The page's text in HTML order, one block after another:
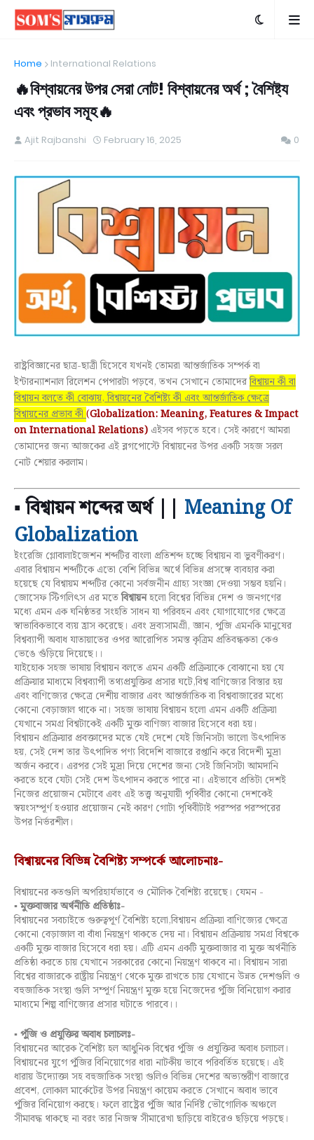
Home International Relations
🔥বিশ্বায়নের উপর সেরা নোট! বিশ্বায়নের অর্থ ; বৈশিষ্ট্য
এবং প্রভাব সমূহ🔥
Ajit Rajbanshi February 16, 2025 0
রাষ্ট্রবিজ্ঞানের ছাত্র-ছাত্রী হিসেবে যখনই তোমরা আন্তর্জাতিক সম্পর্ক বা
ইন্টারন্যাশনাল রিলেশন পেপারটা পড়বে, তখন সেখানে তোমাদেরবিশ্বায়ন কী বা
বিশ্বায়ন বলতে কী বোঝায়, বিশ্বায়নের বৈশিষ্ট্য কী এবং আন্তর্জাতিক ক্ষেত্রে
বিশ্বায়নের প্রভাব কী(Globalization: Meaning, Features & Impact
on International Relations) এইসব পড়তে হবে। সেই কারণে আমরা
তোমাদের জন্য আজকের এই ব্লগপোস্টে বিশ্বায়নের উপর একটি সহজ সরল
নোট শেয়ার করলাম।
▪বিশ্বায়ন শব্দের অর্থ || Meaning Of
Globalization
ইংরেজি গ্লোবালাইজেশন শব্দটির বাংলা প্রতিশব্দ হচ্ছে বিশ্বায়ন বা ভুবণীকরণ।
এবার বিশ্বায়ন শব্দটিকে এতো বেশি বিভিন্ন অর্থে বিভিন্ন প্রসঙ্গে ব্যবহার করা
হয়েছে যে বিশ্বায়ম শব্দটির কোনো সর্বজনীন গ্রাহ্য সংজ্ঞা দেওয়া সম্ভব হয়নি।
জোসেফ স্টিগলিৎস এর মতেবিশ্বায়নহলো বিশ্বের বিভিন্ন দেশ ও জনগণের
মধ্যে এমন এক ঘনিষ্ঠতর সংহতি সাধন যা পরিবহন এবং যোগাযোগের ক্ষেত্রে
স্বাভাবিকভাবে ব্যয় হ্রাস করেছে। এবং দ্রব্যসামগ্রী, জ্ঞান, পুজি এমনকি মানুষের
বিশ্বব্যাপী অবাধ যাতায়াতের ওপর আরোপিত সমস্ত কৃত্রিম প্রতিবন্ধকতা কেও
ভেঙে গুঁড়িয়ে দিয়েছে।।
যাইহোক সহজ ভাষায় বিশ্বায়ন বলতে এমন একটি প্রক্রিয়াকে বোঝানো হয় যে
প্রক্রিয়ার মাধ্যমে বিশ্বব্যাপী তথ্যপ্রযুক্তির প্রসার ঘটে,বিশ্ব বাণিজ্যের বিস্তার হয়
এবং বাণিজ্যের ক্ষেত্রে দেশীয় বাজার এবং আন্তর্জাতিক বা বিশ্ববাজারের মধ্যে
কোনো বেড়াজাল থাকে না। সহজ ভাষায় বিশ্বায়ন হলো এমন একটি প্রক্রিয়া
যেখানে সমগ্র বিশ্বটাকেই একটি মুক্ত বাণিজ্য বাজার হিসেবে ধরা হয়।
বিশ্বায়ন প্রক্রিয়ার প্রবক্তাদের মতে যেই দেশে যেই জিনিসটা ভালো উৎপাদিত
হয়, সেই দেশ তার উৎপাদিত পণ্য বিদেশি বাজারে রপ্তানি করে বিদেশী মুদ্রা
অর্জন করবে। এরপর সেই মুদ্রা দিয়ে দেশের জন্য সেই জিনিসটা আমদানি
করতে হবে যেটা সেই দেশ উৎপাদন করতে পারে না। এইভাবে প্রতিটা দেশই
নিজের প্রয়োজন মেটাবে এবং এই তত্ত্ব অনুযায়ী পৃথিবীর কোনো দেশকেই
স্বয়ংসম্পূর্ণ হওয়ার প্রয়োজন নেই কারণ গোটা পৃথিবীটাই পরস্পর পরস্পরের
উপর নির্ভরশীল।
বিশ্বায়নের বিভিন্ন বৈশিষ্ট্য সম্পর্কে আলোচনাঃ-
বিশ্বায়নের কতগুলি অপরিহার্যভাবে ও মৌলিক বৈশিষ্ট্য রয়েছে। যেমন -
▪মুক্তবাজার অর্থনীতি প্রতিষ্ঠাঃ-
বিশ্বায়নের সবচাইতে গুরুত্বপূর্ণ বৈশিষ্ট্য হলো,বিশ্বায়ন প্রক্রিয়া বাণিজ্যের ক্ষেত্রে
কোনো বেড়াজাল বা বাঁধা নিয়ন্ত্রণ থাকতে দেয় না। বিশ্বায়ন প্রক্রিয়ায় সমগ্র বিশ্বকে
একটি মুক্ত বাজার হিসেবে ধরা হয়। এটি এমন একটি মুক্তবাজার বা মুক্ত অর্থনীতি
প্রতিষ্ঠা করতে চায় যেখানে সরকারের কোনো নিয়ন্ত্রণ থাকবে না। বিশ্বায়ন সারা
বিশ্বের বাজারকে রাষ্ট্রীয় নিয়ন্ত্রণ থেকে মুক্ত রাখতে চায় যেখানে উন্নত দেশগুলি ও
বহুজাতিক সংস্থা গুলি সম্পূর্ণ নিয়ন্ত্রণ মুক্ত হয়ে নিজেদের পুঁজি বিনিয়োগ করার
মাধ্যমে শিল্প বাণিজ্যের প্রসার ঘটাতে পারবে।।
▪পুঁজি ও প্রযুক্তির অবাধ চলাচলঃ-
বিশ্বায়নের আরেক বৈশিষ্ট্য হল আধুনিক বিশ্বের পুঁজি ও প্রযুক্তির অবাধ চলাচল।
বিশ্বায়নের যুগে পুঁজির বিনিয়োগের ধারা নাটকীয় ভাবে পরিবর্তিত হয়েছে। এই
ধারায় উদ্যোক্তা সহ বহুজাতিক সংস্থা গুলিও বিভিন্ন দেশের অভ্যন্তরীণ বাজারে
প্রবেশ, লোকাল মার্কেটের উপর নিয়ন্ত্রণ কায়েম করতে সেখানে অবাধ ভাবে
পুঁজির বিনিয়োগ করছে। ফলে রাষ্ট্রের পুঁজি আর নির্দিষ্ট ভৌগোলিক অঞ্চলে
সীমাবদ্ধ থাকছে না বরং তার নিজস্ব সীমারেখা ছাড়িয়ে বাইরেও ছড়িয়ে পড়ছে।